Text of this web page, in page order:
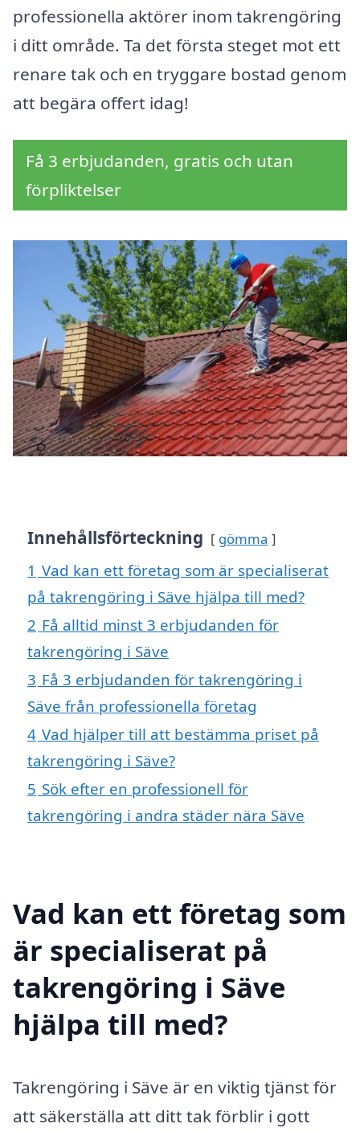
professionella aktörer inom takrengöring
i ditt område. Ta det första steget mot ett
renare tak och en tryggare bostad genom
att begära offert idag!
Få 3 erbjudanden, gratis och utan
förpliktelser
Innehållsförteckning gömma
1 Vad kan ett företag som är specialiserat
på takrengöring i Säve hjälpa till med?
2 Få alltid minst 3 erbjudanden för
takrengöring i Säve
3 Få 3 erbjudanden för takrengöring i
Säve från professionella företag
4 Vad hjälper till att bestämma priset på
takrengöring i Säve?
5 Sök efter en professionell för
takrengöring i andra städer nära Säve
Vad kan ett företag som
är specialiserat på
takrengöring i Säve
hjälpa till med?
Takrengöring i Säve är en viktig tjänst för
att säkerställa att ditt tak förblir i gott